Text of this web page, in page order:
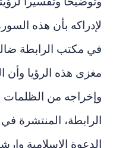
لإدراكه بأن هذه
في مكتب الرابطة
مغزى هذه الرؤيا وأن
وإخراجه من الظلمات
الرابطة، المنتشرة
الدعوة الإسلامية